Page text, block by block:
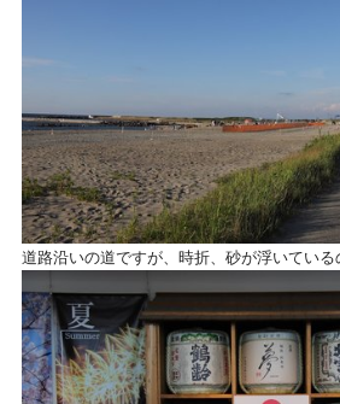
道路沿いの道ですが、時折、砂が浮いている